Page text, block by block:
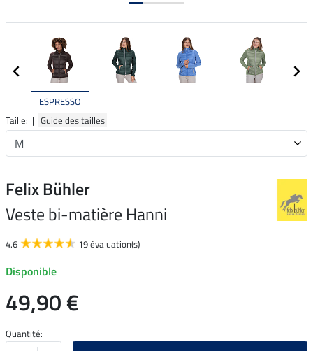
ESPRESSO
Taille: | Guide des tailles
Felix Bühler
Veste bi-matière Hanni
4.6 19 évaluation(s)
Disponible
49,90 €
Quantité: